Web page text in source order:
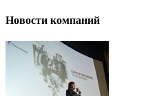
Новости компаний